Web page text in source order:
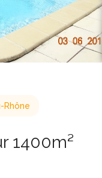
Rhône
1400m²